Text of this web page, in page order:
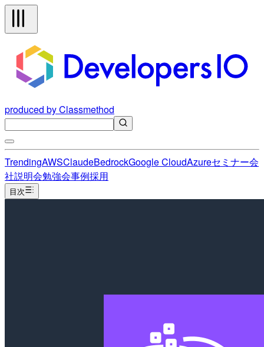
produced by Classmethod
TrendingAWSClaudeBedrockGoogle CloudAzureセミナー会
社説明会勉強会事例採用
目次